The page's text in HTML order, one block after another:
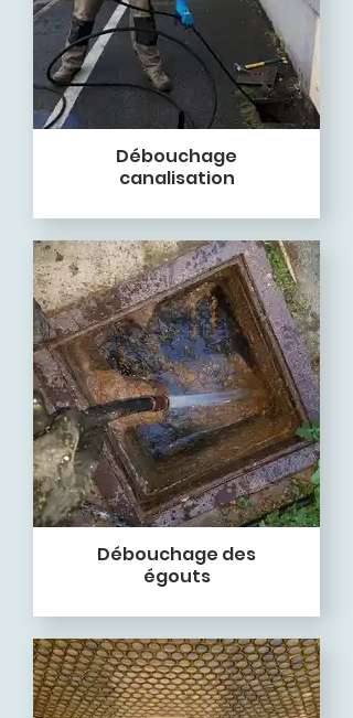
Débouchage
canalisation
Débouchage des
égouts